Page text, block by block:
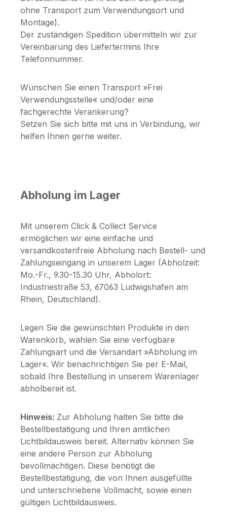
ohne Transport zum Verwendungsort und
Montage).
Der zuständigen Spedition übermitteln wir zur
Vereinbarung des Liefertermins Ihre
Telefonnummer.
Wünschen Sie einen Transport »Frei
Verwendungsstelle« und/oder eine
fachgerechte Verankerung?
Setzen Sie sich bitte mit uns in Verbindung, wir
helfen Ihnen gerne weiter.
Abholung im Lager
Mit unserem Click & Collect Service
ermöglichen wir eine einfache und
versandkostenfreie Abholung nach Bestell- und
Zahlungseingang in unserem Lager (Abholzeit:
Mo.-Fr., 9.30-15.30 Uhr, Abholort:
Industriestraße 53, 67063 Ludwigshafen am
Rhein, Deutschland).
Legen Sie die gewünschten Produkte in den
Warenkorb, wählen Sie eine verfügbare
Zahlungsart und die Versandart »Abholung im
Lager«. Wir benachrichtigen Sie per E-Mail,
sobald Ihre Bestellung in unserem Warenlager
abholbereit ist.
Hinweis: Zur Abholung halten Sie bitte die
Bestellbestätigung und Ihren amtlichen
Lichtbildausweis bereit. Alternativ können Sie
eine andere Person zur Abholung
bevollmächtigen. Diese benötigt die
Bestellbestätigung, die von Ihnen ausgefüllte
und unterschriebene Vollmacht, sowie einen
gültigen Lichtbildausweis.